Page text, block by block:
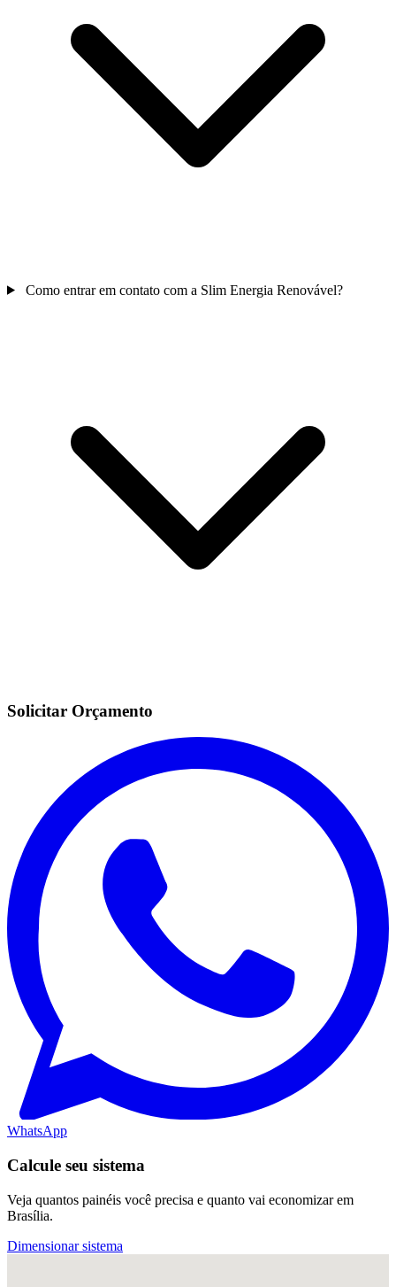
Como entrar em contato com a Slim Energia Renovável?
Solicitar Orçamento
WhatsApp
Calcule seu sistema
Veja quantos painéis você precisa e quanto vai economizar em
Brasília.
Dimensionar sistema